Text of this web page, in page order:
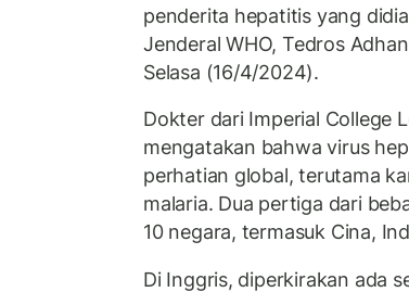
penderita hepatitis yang
Jenderal WHO, Tedros
Selasa (16/4/2024).
Dokter dari Imperial College
mengatakan bahwa virus
perhatian global, terutama
malaria. Dua pertiga dari
10 negara, termasuk Cina,
Di Inggris, diperkirakan ada